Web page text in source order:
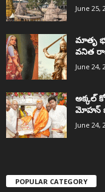
June 25,
మాతృ
వనిత
June 24,
అక్కల్‌
మోహన్
June 24,
POPULAR CATEGORY